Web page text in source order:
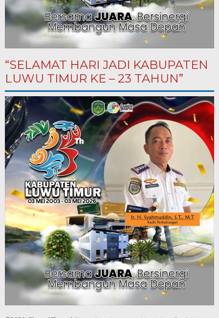
“SELAMAT HARI JADI KABUPATEN
LUWU TIMUR KE – 23 TAHUN”